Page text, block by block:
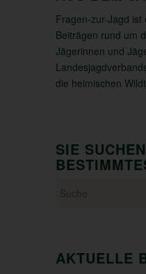
Fragen-zur-Jagd ist
Beiträgen rund um
Jägerinnen und
die heimischen
SIE
AKTUELLE